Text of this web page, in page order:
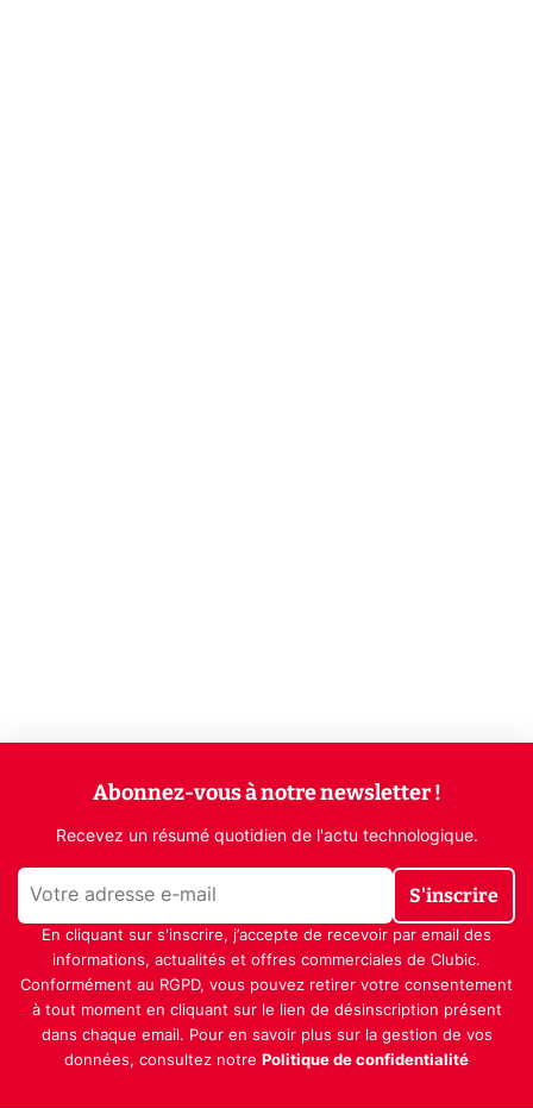
Abonnez-vous à notre newsletter !
Recevez un résumé quotidien de l'actu technologique.
S'inscrire
En cliquant sur s'inscrire, j’accepte de recevoir par email des
informations, actualités et offres commerciales de Clubic.
Conformément au RGPD, vous pouvez retirer votre consentement
à tout moment en cliquant sur le lien de désinscription présent
dans chaque email. Pour en savoir plus sur la gestion de vos
données, consultez notre Politique de confidentialité